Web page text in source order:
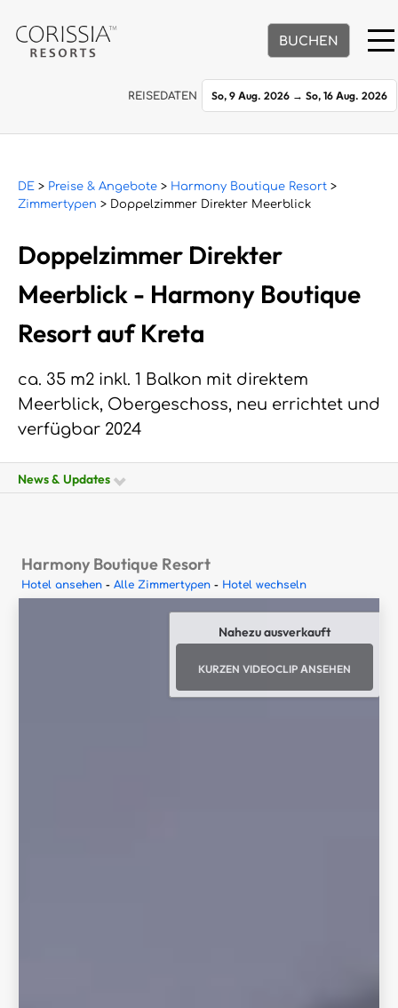
BUCHEN
REISEDATEN So, 9 Aug. 2026 → So, 16 Aug. 2026
DE > Preise & Angebote > Harmony Boutique Resort >
Zimmertypen > Doppelzimmer Direkter Meerblick
Doppelzimmer Direkter
Meerblick - Harmony Boutique
Resort auf Kreta
ca. 35 m2 inkl. 1 Balkon mit direktem
Meerblick, Obergeschoss, neu errichtet und
verfügbar 2024
News & Updates
Harmony Boutique Resort
Hotel ansehen -Alle Zimmertypen - Hotel wechseln
Nahezu ausverkauft
KURZEN VIDEOCLIP ANSEHEN